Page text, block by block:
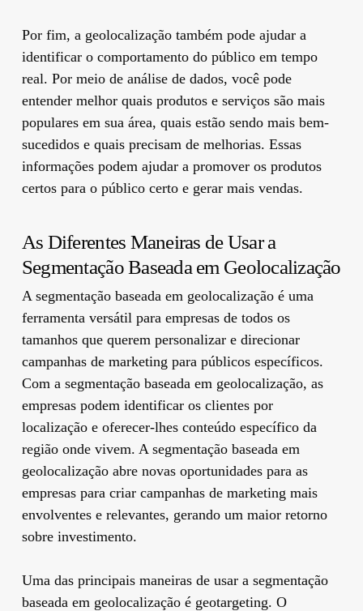
Por fim, a geolocalização também pode ajudar a
identificar o comportamento do público em tempo
real. Por meio de análise de dados, você pode
entender melhor quais produtos e serviços são mais
populares em sua área, quais estão sendo mais bem-
sucedidos e quais precisam de melhorias. Essas
informações podem ajudar a promover os produtos
certos para o público certo e gerar mais vendas.
As Diferentes Maneiras de Usar a
Segmentação Baseada em Geolocalização
A segmentação baseada em geolocalização é uma
ferramenta versátil para empresas de todos os
tamanhos que querem personalizar e direcionar
campanhas de marketing para públicos específicos.
Com a segmentação baseada em geolocalização, as
empresas podem identificar os clientes por
localização e oferecer-lhes conteúdo específico da
região onde vivem. A segmentação baseada em
geolocalização abre novas oportunidades para as
empresas para criar campanhas de marketing mais
envolventes e relevantes, gerando um maior retorno
sobre investimento.
Uma das principais maneiras de usar a segmentação
baseada em geolocalização é geotargeting. O